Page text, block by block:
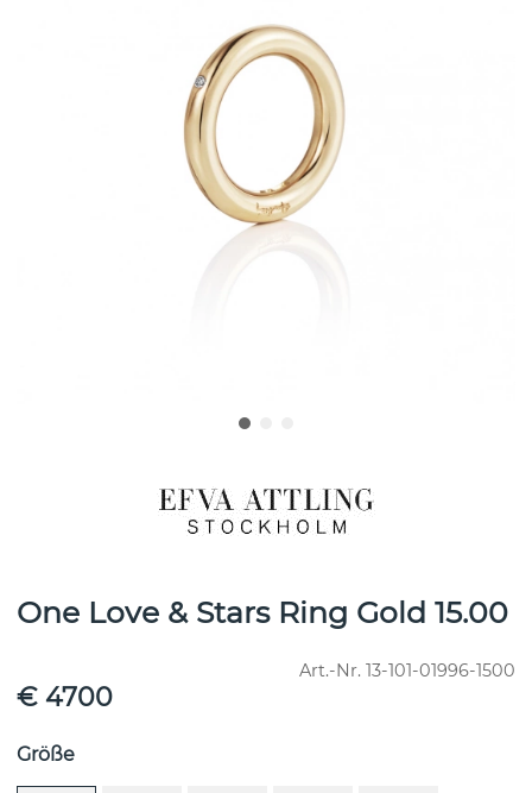
One Love & Stars Ring Gold 15.00
Art.-Nr. 13-101-01996-1500
€ 4700
Größe